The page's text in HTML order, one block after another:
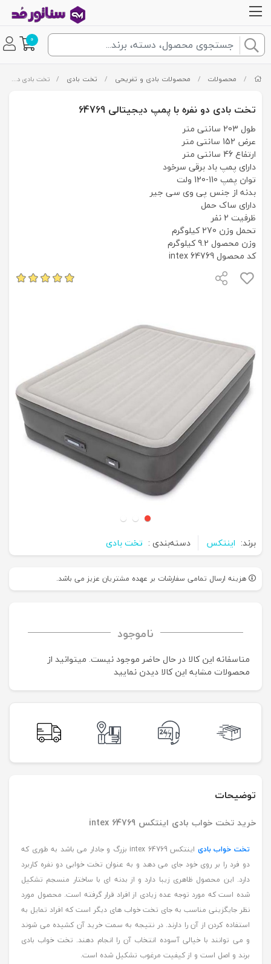
0
/ محصولات / محصولات بادی و تفریحی / تخت بادی / تخت بادی دو نفره با پمپ دیجیتالی 64769
تخت بادی دو نفره با پمپ دیجیتالی 64769
طول 203 سانتی متر
عرض 152 سانتی متر
ارتفاع 46 سانتی متر
دارای پمپ باد برقی سرخود
توان پمپ 110-120 ولت
بدنه از جنس پی وی سی جیر
دارای ساک حمل
ظرفیت 2 نفر
تحمل وزن 270 کیلوگرم
وزن محصول 9.2 کیلوگرم
کد محصول intex 64769
برند: اینتکس دسته‌بندی : تخت بادی
هزینه ارسال تمامی سفارشات بر عهده مشتریان عزیز می باشد.
ناموجود
متاسفانه این کالا در حال حاضر موجود نیست. می‍توانید از
محصولات مشابه این کالا دیدن نمایید
توضیحات
خرید تخت خواب بادی اینتکس intex 64769
تخت خواب بادی
اینتکس intex 64769 بزرگ و جادار می باشد به طوری که
دو فرد را بر روی خود جای می دهد و به عنوان تخت خوابی دو نفره کاربرد
دارد. این محصول ظاهری زیبا دارد و از بدنه ای با ساختار منسجم تشکیل
شده است که مورد توجه عده زیادی از افراد قرار گرفته است. محصول مورد
نظر جایگزینی مناسب به جای تخت خواب های دیگر است که افراد تمایل به
استفاده کردن از آن را دارند. در نتیجه به سمت خرید آن کشیده می شوند
و می توانند با خیالی آسوده انتخاب آن را انجام دهند. تخت خواب بادی
برند و اصل است و از کیفیت مرغوب تشکیل شده است.